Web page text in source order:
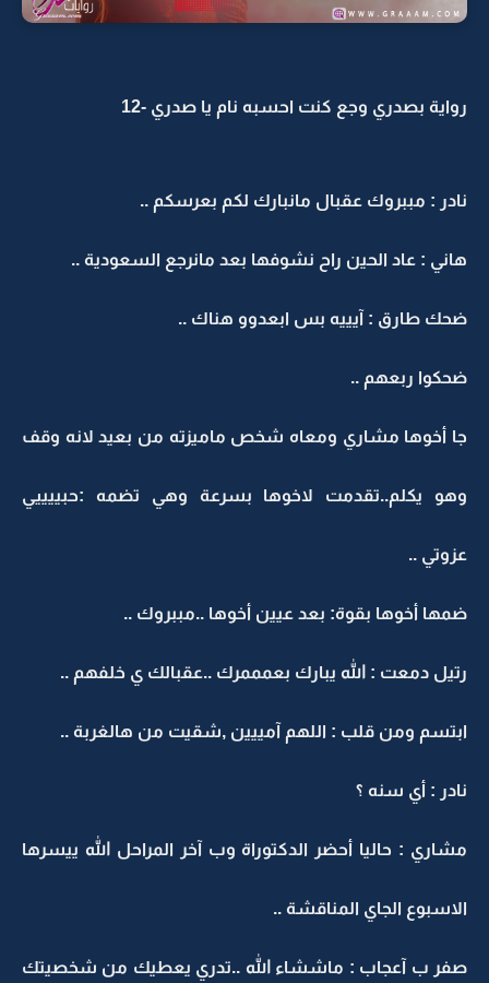
رواية بصدري وجع كنت احسبه نام يا صدري -12
نادر : مببروك عقبال مانبارك لكم بعرسكم ..
هاني : عاد الحين راح نشوفها بعد مانرجع السعودية ..
ضحك طارق : آيييه بس ابعدوو هناك ..
ضحكوا ربعهم ..
جا أخوها مشاري ومعاه شخص ماميزته من بعيد لانه وقف
وهو يكلم..تقدمت لاخوها بسرعة وهي تضمه :حبييييي
عزوتي ..
ضمها أخوها بقوة: بعد عيين أخوها ..مببروك ..
رتيل دمعت : الله يبارك بعمممرك ..عقبالك ي خلفهم ..
ابتسم ومن قلب : اللهم آمييين ,شقيت من هالغربة ..
نادر : أي سنه ؟
مشاري : حاليا أحضر الدكتوراة وب آخر المراحل الله ييسرها
الاسبوع الجاي المناقشة ..
صفر ب آعجاب : ماششاء الله ..تدري يعطيك من شخصيتك